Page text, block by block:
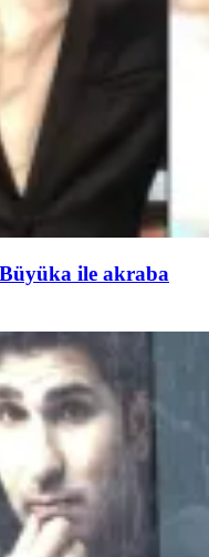
ile akraba